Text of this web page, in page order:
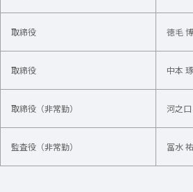
取締役 徳毛
取締役 中本
取締役（非常勤） 河之
監査役（非常勤） 冨水